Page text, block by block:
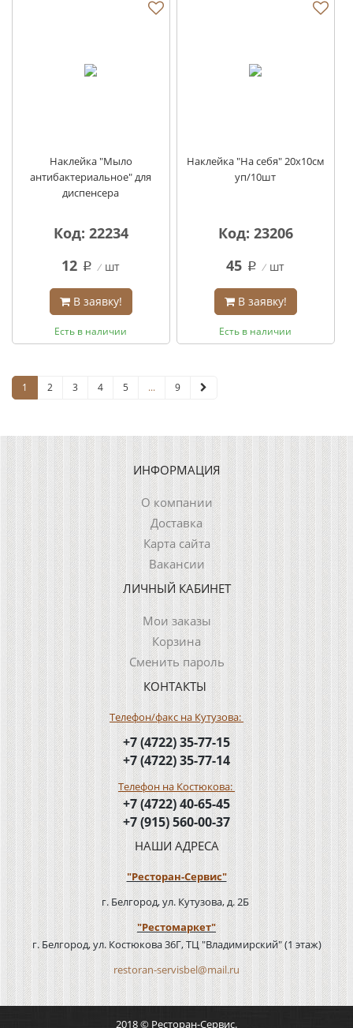
Наклейка "Мыло
антибактериальное" для
диспенсера
Код: 22234
12 q шт
В заявку!
Есть в наличии
Наклейка "На себя" 20х10см
уп/10шт
Код: 23206
45 q шт
В заявку!
Есть в наличии
1 2 3 4 5 ... 9
ИНФОРМАЦИЯ
О компании
Доставка
Карта сайта
Вакансии
ЛИЧНЫЙ КАБИНЕТ
Мои заказы
Корзина
Сменить пароль
КОНТАКТЫ
Телефон/факс на Кутузова:
+7 (4722) 35-77-15
+7 (4722) 35-77-14
Телефон на Костюкова:
+7 (4722) 40-65-45
+7 (915) 560-00-37
НАШИ АДРЕСА
"Ресторан-Сервис"
г. Белгород, ул. Кутузова, д. 2Б
"Рестомаркет"
г. Белгород, ул. Костюкова 36Г, ТЦ "Владимирский" (1 этаж)
restoran-servisbel@mail.ru
2018 © Ресторан-Сервис.